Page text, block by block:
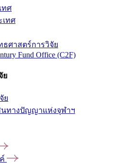
ทศ
เทศ
ศาสตร์การวิจัย
Fund Office (C2F)
ย
ย
ทางปัญญาแห่งจุฬาฯ